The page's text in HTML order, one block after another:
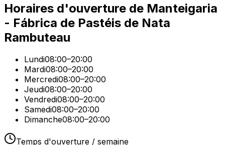
Horaires d'ouverture de Manteigaria
- Fábrica de Pastéis de Nata
Rambuteau
Lundi08:00–20:00
Mardi08:00–20:00
Mercredi08:00–20:00
Jeudi08:00–20:00
Vendredi08:00–20:00
Samedi08:00–20:00
Dimanche08:00–20:00
Temps d'ouverture / semaine